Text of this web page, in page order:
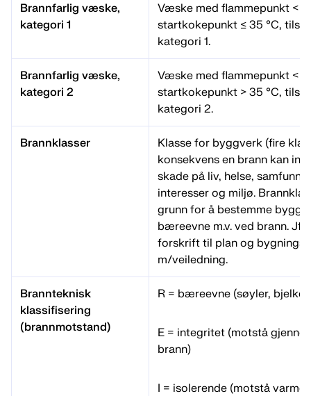
Brannfarlig væske,
kategori 1
Væske med flammepunkt <
startkokepunkt ≤ 35 °C,
kategori 1.
Brannfarlig væske,
kategori 2
Væske med flammepunkt <
startkokepunkt > 35 °C,
kategori 2.
Brannklasser
Klasse for byggverk (fire
konsekvens en brann kan
skade på liv, helse,
interesser og miljø.
grunn for å bestemme
bæreevne m.v. ved brann. Jf.
forskrift til plan og
m/veiledning.
Brannteknisk
klassifisering
(brannmotstand)
R = bæreevne (søyler,
E = integritet (motstå
brann)
I = isolerende (motstå